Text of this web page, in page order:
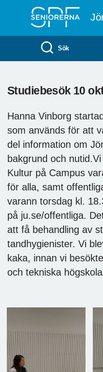
Sök
Studiebesök 10
Hanna Vinborg
som används för att
del information om
bakgrund och
Kultur på Campus
för alla, samt
varann torsdag kl.
på ju.se/offentliga.
att få behandling av
tandhygienister. Vi
kaka, innan vi
och tekniska